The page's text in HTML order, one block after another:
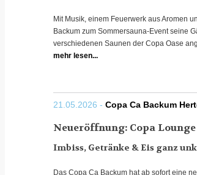
Mit Musik, einem Feuerwerk aus Aromen
Backum zum Sommersauna-Event seine
verschiedenen Saunen der Copa Oase
mehr lesen...
21.05.2026 - Copa Ca Backum
Neueröffnung: Copa
Imbiss, Getränke & Eis ganz
Das Copa Ca Backum hat ab sofort eine